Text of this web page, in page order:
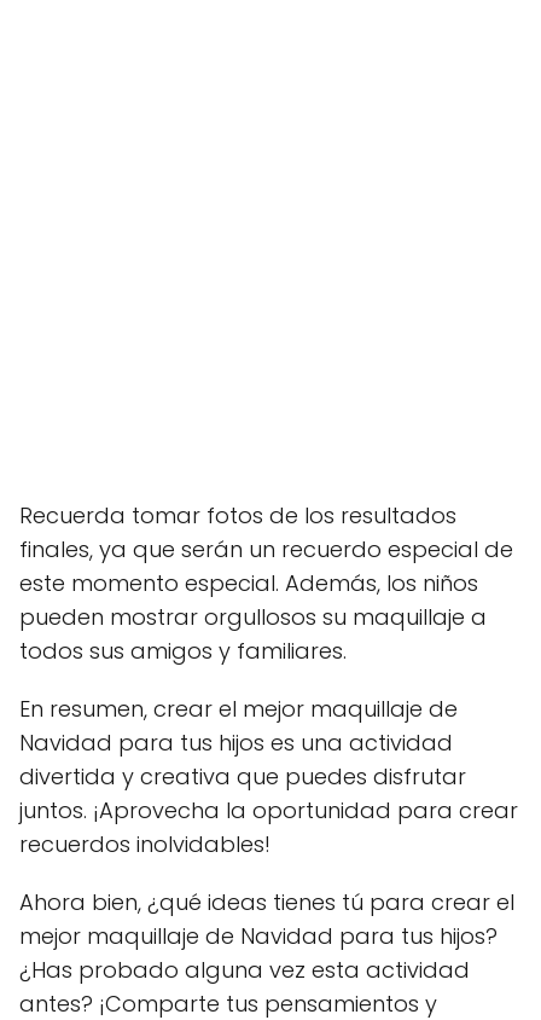
Recuerda tomar fotos de los resultados
finales, ya que serán un recuerdo especial de
este momento especial. Además, los niños
pueden mostrar orgullosos su maquillaje a
todos sus amigos y familiares.
En resumen, crear el mejor maquillaje de
Navidad para tus hijos es una actividad
divertida y creativa que puedes disfrutar
juntos. ¡Aprovecha la oportunidad para crear
recuerdos inolvidables!
Ahora bien, ¿qué ideas tienes tú para crear el
mejor maquillaje de Navidad para tus hijos?
¿Has probado alguna vez esta actividad
antes? ¡Comparte tus pensamientos y